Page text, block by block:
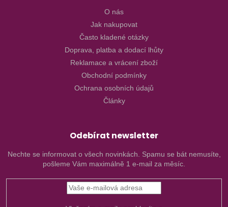
O nás
Jak nakupovat
Často kladené otázky
Doprava, platba a dodací lhůty
Reklamace a vrácení zboží
Obchodní podmínky
Ochrana osobních údajů
Články
Odebírat newsletter
Nechte se informovat o všech novinkách. Spamu se bát nemusíte,
pošleme Vám maximálně 1 e-mail za měsíc.